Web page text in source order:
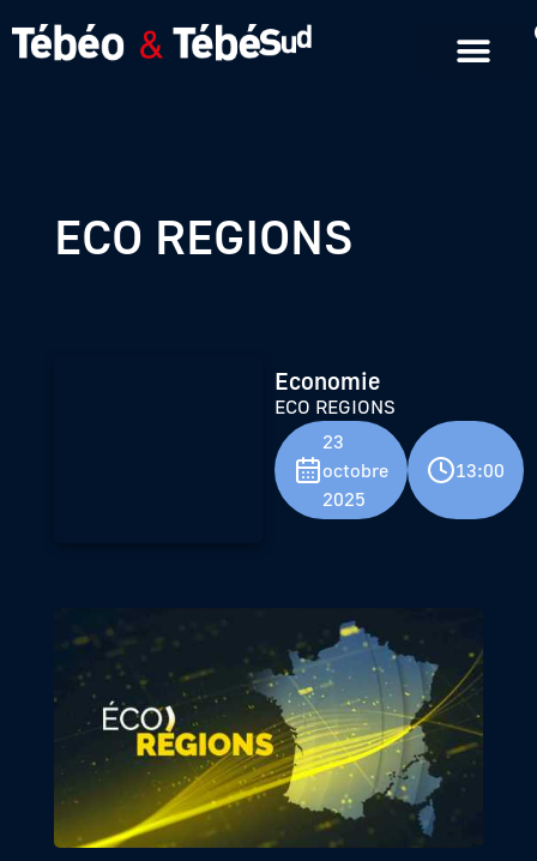
ECO REGIONS
Economie
ECO REGIONS
23
octobre
2025
13:00